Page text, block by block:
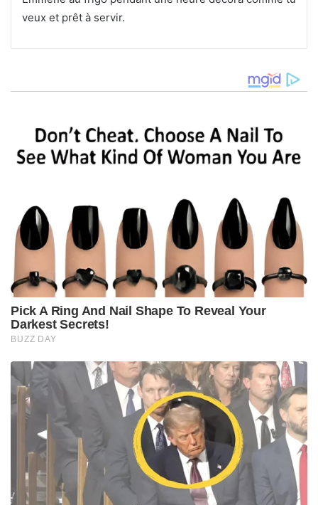
veux et prêt à servir.